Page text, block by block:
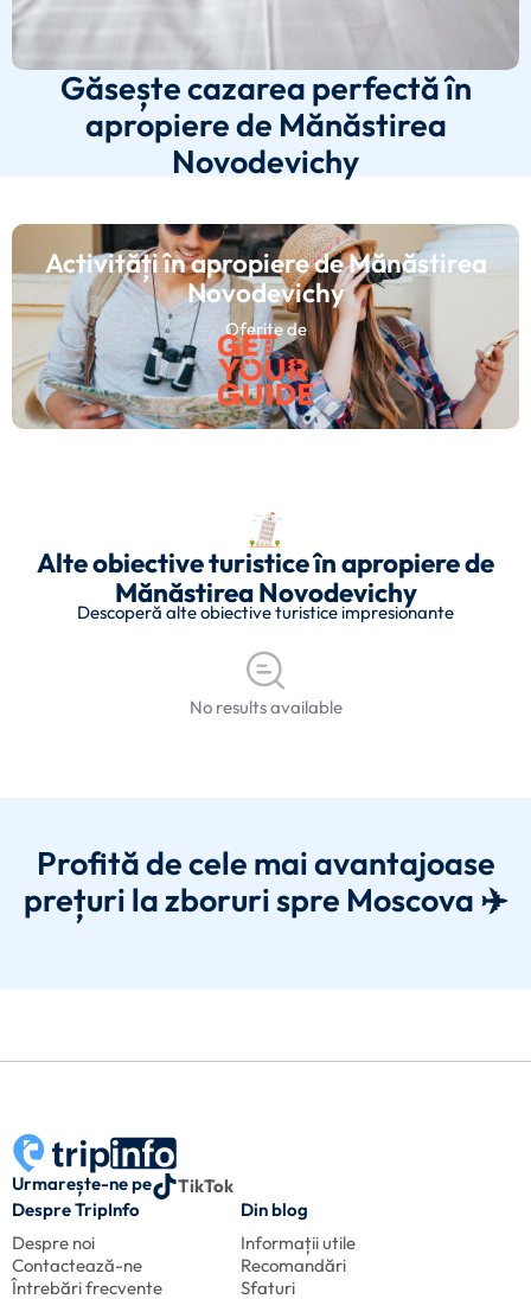
Găsește cazarea perfectă în
apropiere de Mănăstirea
Novodevichy
Activități în apropiere de Mănăstirea
Novodevichy
Oferite de
Alte obiective turistice în apropiere de
Mănăstirea Novodevichy
Descoperă alte obiective turistice impresionante
No results available
Profită de cele mai avantajoase
prețuri la zboruri spre Moscova ✈️
Urmarește-ne pe
TikTok
Despre TripInfo
Despre noi
Contactează-ne
Întrebări frecvente
Din blog
Informații utile
Recomandări
Sfaturi